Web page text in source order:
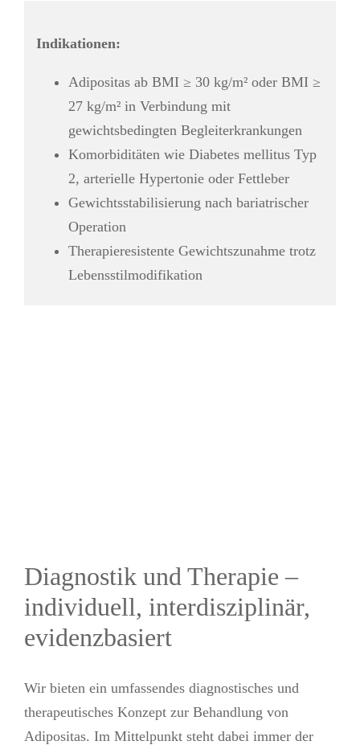
Indikationen:
Adipositas ab BMI ≥ 30 kg/m² oder BMI ≥
27 kg/m² in Verbindung mit
gewichtsbedingten Begleiterkrankungen
Komorbiditäten wie Diabetes mellitus Typ
2, arterielle Hypertonie oder Fettleber
Gewichtsstabilisierung nach bariatrischer
Operation
Therapieresistente Gewichtszunahme trotz
Lebensstilmodifikation
Diagnostik und Therapie –
individuell, interdisziplinär,
evidenzbasiert
Wir bieten ein umfassendes diagnostisches und
therapeutisches Konzept zur Behandlung von
Adipositas. Im Mittelpunkt steht dabei immer der